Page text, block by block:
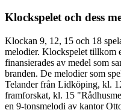
Klockspelet och dess
Klockan 9, 12, 15 och 18
melodier. Klockspelet tillkom
finansierades av medel som
branden. De melodier som
Telander från Lidköping, kl.
framforskat, kl. 15
en 9-tonsmelodi av kantor